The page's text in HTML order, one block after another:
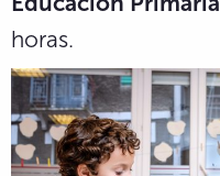
horas.